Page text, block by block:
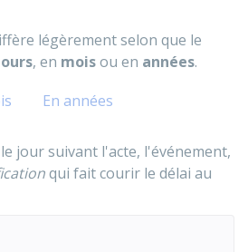
légèrement selon que le
, en moisou en années.
En années
jour suivant l'acte, l'événement,
qui fait courir le délai au